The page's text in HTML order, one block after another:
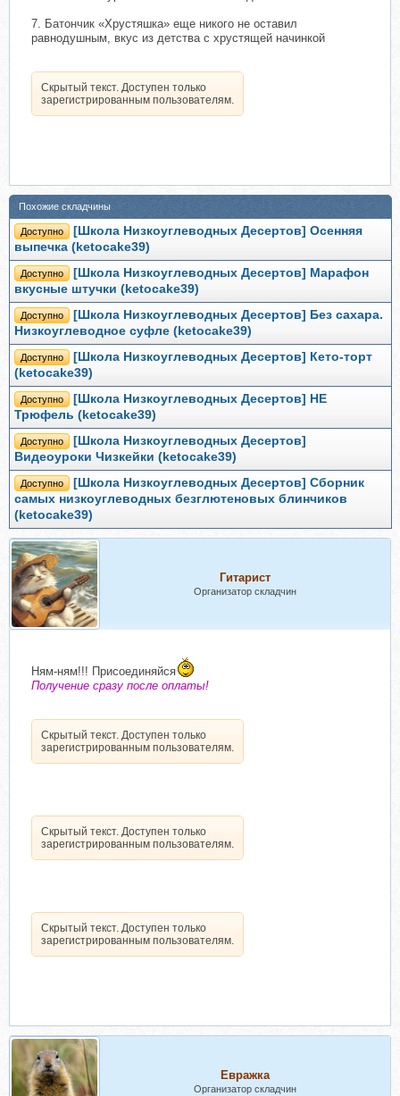
7. Батончик «Хрустяшка» еще никого не оставил
равнодушным, вкус из детства с хрустящей начинкой
Скрытый текст. Доступен только
зарегистрированным пользователям.
Похожие складчины
Доступно
[Школа Низкоуглеводных Десертов] Осенняя
выпечка (ketocake39)
Доступно
[Школа Низкоуглеводных Десертов] Марафон
вкусные штучки (ketocake39)
Доступно
[Школа Низкоуглеводных Десертов] Без сахара.
Низкоуглеводное суфле (ketocake39)
Доступно
[Школа Низкоуглеводных Десертов] Кето-торт
(ketocake39)
Доступно
[Школа Низкоуглеводных Десертов] НЕ
Трюфель (ketocake39)
Доступно
[Школа Низкоуглеводных Десертов]
Видеоуроки Чизкейки (ketocake39)
Доступно
[Школа Низкоуглеводных Десертов] Сборник
самых низкоуглеводных безглютеновых блинчиков
(ketocake39)
Гитарист
Организатор складчин
Ням-ням!!! Присоединяйся
Получение сразу после оплаты!
Скрытый текст. Доступен только
зарегистрированным пользователям.
Скрытый текст. Доступен только
зарегистрированным пользователям.
Скрытый текст. Доступен только
зарегистрированным пользователям.
Евражкa
Организатор складчин